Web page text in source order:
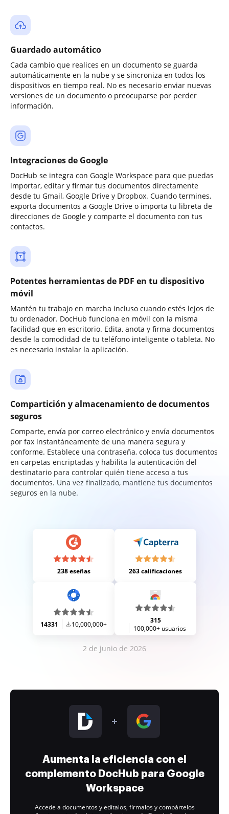
Guardado automático
Cada cambio que realices en un documento se guarda
automáticamente en la nube y se sincroniza en todos los
dispositivos en tiempo real. No es necesario enviar nuevas
versiones de un documento o preocuparse por perder
información.
Integraciones de Google
DocHub se integra con Google Workspace para que puedas
importar, editar y firmar tus documentos directamente
desde tu Gmail, Google Drive y Dropbox. Cuando termines,
exporta documentos a Google Drive o importa tu libreta de
direcciones de Google y comparte el documento con tus
contactos.
Potentes herramientas de PDF en tu dispositivo
móvil
Mantén tu trabajo en marcha incluso cuando estés lejos de
tu ordenador. DocHub funciona en móvil con la misma
facilidad que en escritorio. Edita, anota y firma documentos
desde la comodidad de tu teléfono inteligente o tableta. No
es necesario instalar la aplicación.
Compartición y almacenamiento de documentos
seguros
Comparte, envía por correo electrónico y envía documentos
por fax instantáneamente de una manera segura y
conforme. Establece una contraseña, coloca tus documentos
en carpetas encriptadas y habilita la autenticación del
destinatario para controlar quién tiene acceso a tus
documentos. Una vez finalizado, mantiene tus documentos
seguros en la nube.
238 eseñas 263 calificaciones
14331 10,000,000+
315
100,000+ usuarios
2 de junio de 2026
Aumenta la eficiencia con el
complemento DocHub para Google
Workspace
Accede a documentos y edítalos, fírmalos y compártelos